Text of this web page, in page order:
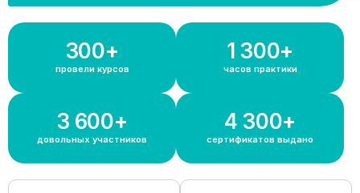
300+
провели курсов
1 300+
часов практики
3 600+
довольных участников
4 300+
сертификатов выдано